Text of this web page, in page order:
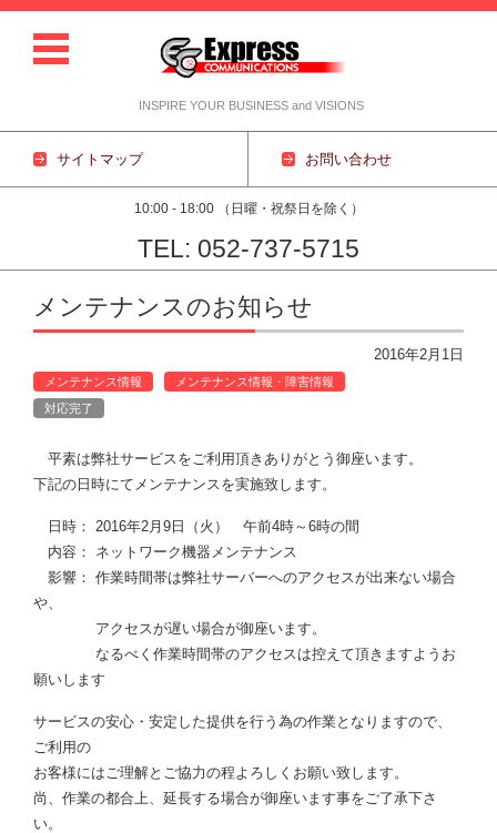
INSPIRE YOUR BUSINESS and VISIONS
サイトマップ お問い合わせ
10:00 - 18:00 （日曜・祝祭日を除く）
TEL: 052-737-5715
コンテンツに移動
メンテナンスのお知らせ
2016年2月1日
メンテナンス情報
メンテナンス情報・障害情報
対応完了
平素は弊社サービスをご利用頂きありがとう御座います。
下記の日時にてメンテナンスを実施致します。
日時： 2016年2月9日（火） 午前4時～6時の間
内容： ネットワーク機器メンテナンス
影響： 作業時間帯は弊社サーバーへのアクセスが出来ない場合
や、
アクセスが遅い場合が御座います。
なるべく作業時間帯のアクセスは控えて頂きますようお
願いします
サービスの安心・安定した提供を行う為の作業となりますので、
ご利用の
お客様にはご理解とご協力の程よろしくお願い致します。
尚、作業の都合上、延長する場合が御座います事をご了承下さ
い。